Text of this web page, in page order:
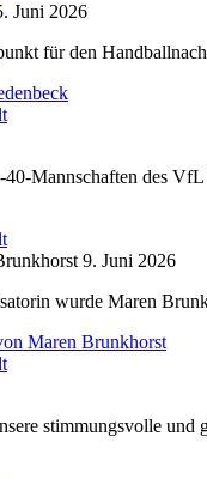
Juni 2026
für den
Mannschaften des
9. Juni 2026
wurde Maren
Maren Brunkhorst
stimmungsvolle und